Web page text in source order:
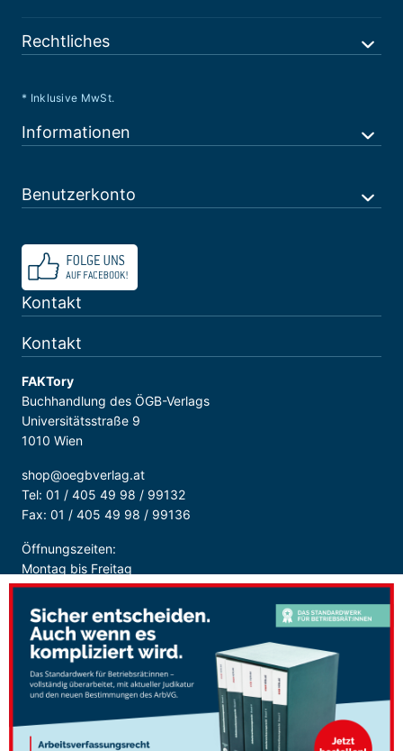
Rechtliches
* Inklusive MwSt.
Informationen
Benutzerkonto
Kontakt
Kontakt
FAKTory
Buchhandlung des ÖGB-Verlags
Universitätsstraße 9
1010 Wien
shop@oegbverlag.at
Tel: 01 / 405 49 98 / 99132
Fax: 01 / 405 49 98 / 99136
Öffnungszeiten:
Montag bis Freitag
9:00 - 18:00 Uhr
durchgehend
Sicher Bezahlen: